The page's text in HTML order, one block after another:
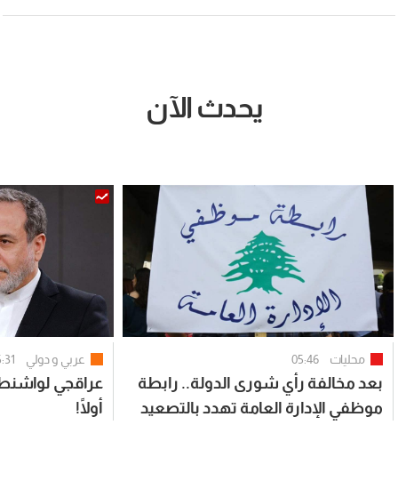
يحدث الآن
محليات 05:46
بعد مخالفة رأي شورى الدولة.. رابطة
موظفي الإدارة العامة تهدد بالتصعيد
عربي و دولي
عراقجي
أولًا!